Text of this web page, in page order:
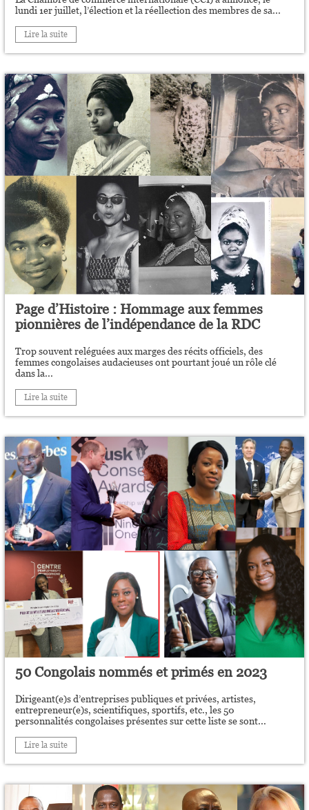
lundi 1er juillet, l’élection et la réellection des membres de sa...
Lire la suite
Page d’Histoire : Hommage aux femmes
pionnières de l’indépendance de la RDC
Trop souvent reléguées aux marges des récits officiels, des
femmes congolaises audacieuses ont pourtant joué un rôle clé
dans la...
Lire la suite
50 Congolais nommés et primés en 2023
Dirigeant(e)s d’entreprises publiques et privées, artistes,
entrepreneur(e)s, scientifiques, sportifs, etc., les 50
personnalités congolaises présentes sur cette liste se sont...
Lire la suite